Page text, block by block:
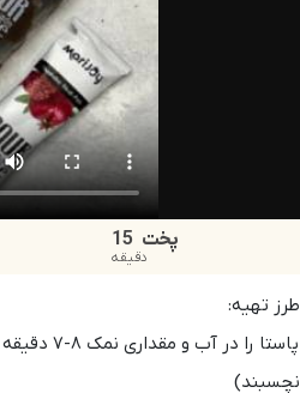
پخت 15
دقیقه
طرز تهیه:
پاستا
نچسبند)